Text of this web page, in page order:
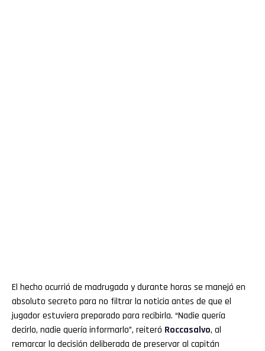
El hecho ocurrió de madrugada y durante horas se manejó en
absoluto secreto para no filtrar la noticia antes de que el
jugador estuviera preparado para recibirla. “Nadie quería
decirlo, nadie quería informarlo”, reiteró Roccasalvo, al
remarcar la decisión deliberada de preservar al capitán